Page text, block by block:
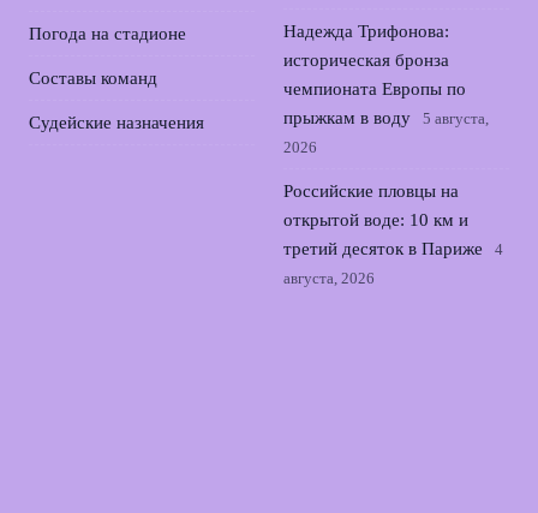
Погода на стадионе
Составы команд
Судейские назначения
Надежда Трифонова:
историческая бронза
чемпионата Европы по
прыжкам в воду
5 августа,
2026
Российские пловцы на
открытой воде: 10 км и
третий десяток в Париже
4
августа, 2026